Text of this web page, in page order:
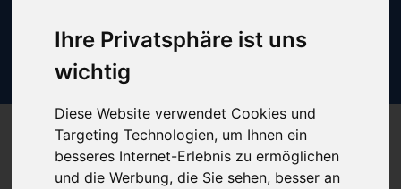
Ihre Privatsphäre ist uns
wichtig
Diese Website verwendet Cookies und
Targeting Technologien, um Ihnen ein
besseres Internet-Erlebnis zu ermöglichen
und die Werbung, die Sie sehen, besser an
Accu-Chek Spirit 3.15ml Ampullen
Produkt empfehlen